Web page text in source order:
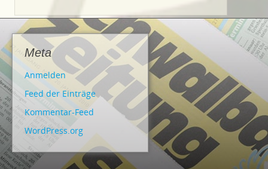
Meta
Anmelden
Feed der Einträge
Kommentar-Feed
WordPress.org